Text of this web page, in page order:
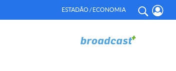
ESTADÃO / ECONOMIA